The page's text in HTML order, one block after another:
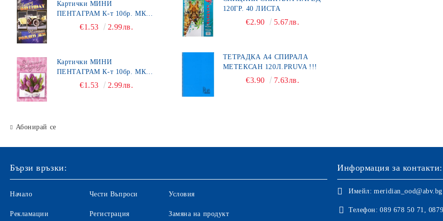
Кошчета
Номератори
Картички МИНИ
ПЕНТАГРАМ К-т 10бр. МК
€1.53 2.99лв.
Картички МИНИ
ПЕНТАГРАМ К-т 10бр. МК
€1.53 2.99лв.
Абонирай се
120ГР. 40 ЛИСТА
€2.90 5.67лв.
ТЕТРАДКА А4 СПИРАЛА
МЕТЕКСАН 120Л.PRUVA !!!
€3.90 7.63лв.
Бързи връзки:
Начало
Рекламации
Чести Въпроси
Регистрация
Условия
Замяна на продукт
Информация за контакти:
Имейл: meridian_ood@abv.bg
Телефон: 089 678 50 71,